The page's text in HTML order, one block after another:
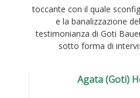
toccante con il quale
e la banalizzazione
testimonianza di Goti
sotto forma di
Agata (Goti)